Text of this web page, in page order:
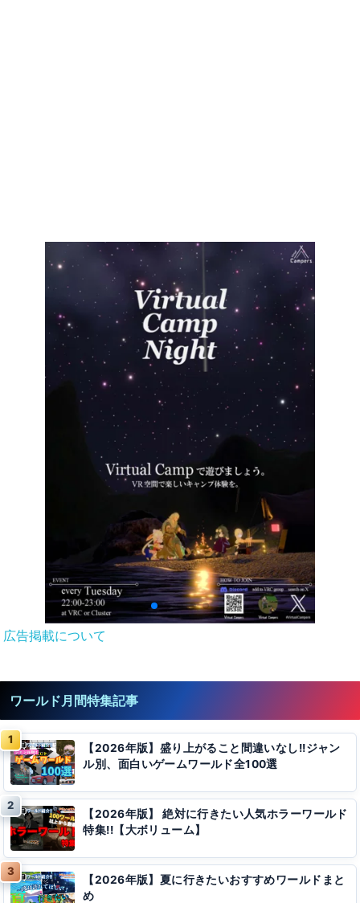
広告掲載について
ワールド月間特集記事
【2026年版】盛り上がること間違いなし!!ジャン
ル別、面白いゲームワールド全100選
【2026年版】 絶対に行きたい人気ホラーワールド
特集!!【大ボリューム】
【2026年版】夏に行きたいおすすめワールドまと
め